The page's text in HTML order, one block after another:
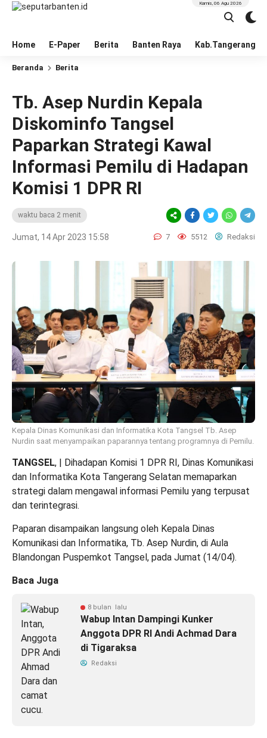
Home E-Paper Berita Banten Raya Kab.Tangerang
Kamis, 06 Agu 2026
Beranda Berita
Tb. Asep Nurdin Kepala
Diskominfo Tangsel
Paparkan Strategi Kawal
Informasi Pemilu di Hadapan
Komisi 1 DPR RI
waktu baca 2 menit
Jumat, 14 Apr 2023 15:58 7 5512 Redaksi
Kepala Dinas Komunikasi dan Informatika Kota Tangsel Tb. Asep
Nurdin saat menyampaikan paparannya tentang programnya di Pemilu.
TANGSEL, | Dihadapan Komisi 1 DPR RI, Dinas Komunikasi
dan Informatika Kota Tangerang Selatan memaparkan
strategi dalam mengawal informasi Pemilu yang terpusat
dan terintegrasi.
Paparan disampaikan langsung oleh Kepala Dinas
Komunikasi dan Informatika, Tb. Asep Nurdin, di Aula
Blandongan Puspemkot Tangsel, pada Jumat (14/04).
Baca Juga
8 bulan lalu
Wabup Intan Dampingi Kunker
Anggota DPR RI Andi Achmad Dara
di Tigaraksa
Redaksi